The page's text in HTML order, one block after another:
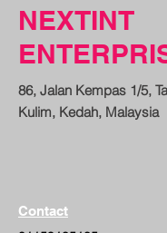
NEXTINT
86, Jalan Kempas 1/5,
Kulim, Kedah, Malaysia
Contact